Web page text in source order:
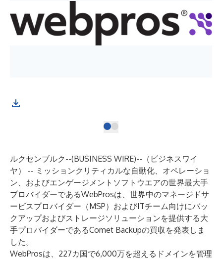
ルクセンブルク--(BUSINESS WIRE)-- （ビジネスワイ
ヤ） -- ミッションクリティカルな自動化、オペレーショ
ン、およびエンゲージメントソフトウエアの世界最大手
プロバイダーであるWebProsは、世界中のマネージドサ
ービスプロバイダー（MSP）およびITチーム向けにバッ
クアップおよびストレージソリューションを提供する大
手プロバイダーであるComet Backupの買収を発表しま
した。
WebProsは、227カ国で6,000万を超えるドメインを管理